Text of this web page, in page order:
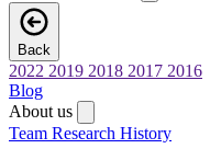
Back
2022 2019 2018 2017 2016
Blog
About us
Team Research History